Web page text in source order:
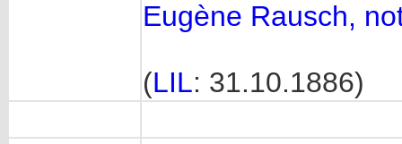
Eugène Rausch,
(LIL: 31.10.1886)